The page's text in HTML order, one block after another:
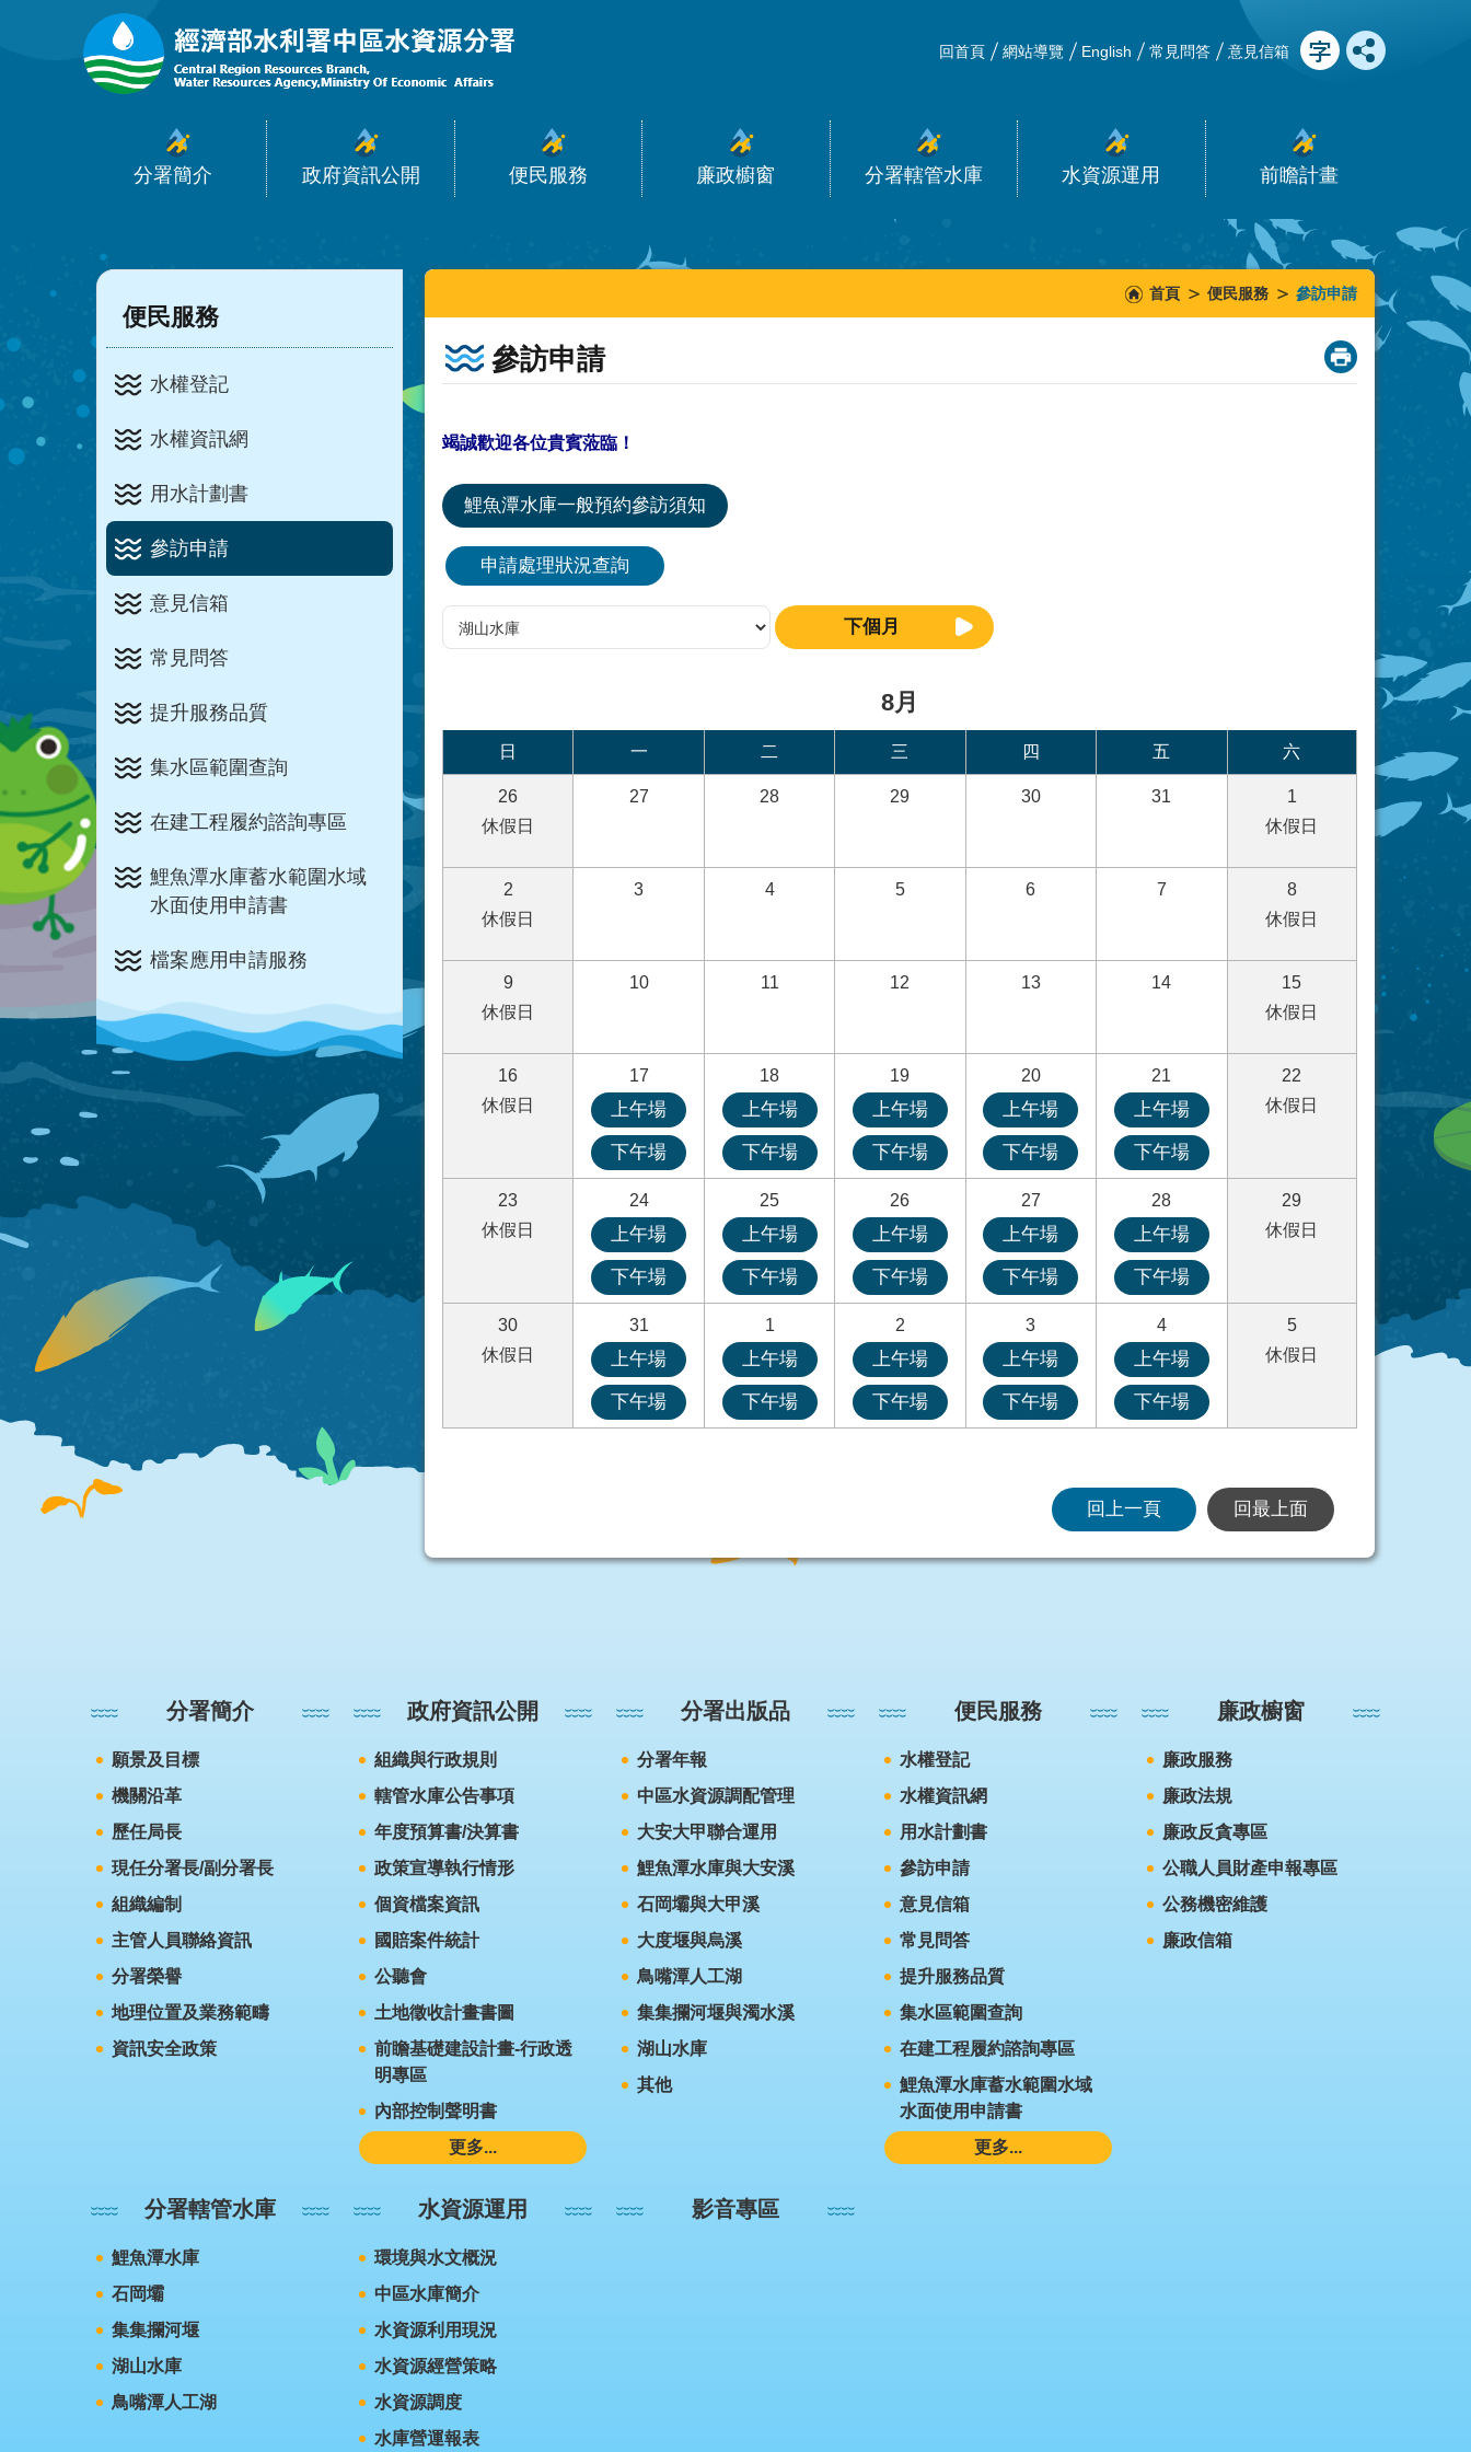
跳到主要內容區塊
回首頁 網站導覽 English 常見問答 意見信箱
分署簡介 政府資訊公開 便民服務 廉政櫥窗 分署轄管水庫 水資源運用 前瞻計畫
:::
便民服務
水權登記
水權資訊網
用水計劃書
參訪申請
意見信箱
常見問答
提升服務品質
集水區範圍查詢
在建工程履約諮詢專區
鯉魚潭水庫蓄水範圍水域
水面使用申請書
檔案應用申請服務
:::
首頁 便民服務 參訪申請
參訪申請 _
竭誠歡迎各位貴賓蒞臨！
鯉魚潭水庫一般預約參訪須知
申請處理狀況查詢
下個月
8月
日 一 二 三 四 五 六
26
休假日
27 28 29 30 31
1
休假日
2
休假日
3 4 5 6 7
8
休假日
9
休假日
10 11 12 13 14
15
休假日
16
休假日
17
上午場
下午場
18
上午場
下午場
19
上午場
下午場
20
上午場
下午場
21
上午場
下午場
22
休假日
23
休假日
24
上午場
下午場
25
上午場
下午場
26
上午場
下午場
27
上午場
下午場
28
上午場
下午場
29
休假日
30
休假日
31
上午場
下午場
1
上午場
下午場
2
上午場
下午場
3
上午場
下午場
4
上午場
下午場
5
休假日
回上一頁 回最上面
分署簡介
願景及目標
機關沿革
歷任局長
現任分署長/副分署長
組織編制
主管人員聯絡資訊
分署榮譽
地理位置及業務範疇
資訊安全政策
政府資訊公開
組織與行政規則
轄管水庫公告事項
年度預算書/決算書
政策宣導執行情形
個資檔案資訊
國賠案件統計
公聽會
土地徵收計畫書圖
前瞻基礎建設計畫-行政透
明專區
內部控制聲明書
更多...
分署出版品
分署年報
中區水資源調配管理
大安大甲聯合運用
鯉魚潭水庫與大安溪
石岡壩與大甲溪
大度堰與烏溪
鳥嘴潭人工湖
集集攔河堰與濁水溪
湖山水庫
其他
便民服務
水權登記
水權資訊網
用水計劃書
參訪申請
意見信箱
常見問答
提升服務品質
集水區範圍查詢
在建工程履約諮詢專區
鯉魚潭水庫蓄水範圍水域
水面使用申請書
更多...
廉政櫥窗
廉政服務
廉政法規
廉政反貪專區
公職人員財產申報專區
公務機密維護
廉政信箱
分署轄管水庫
鯉魚潭水庫
石岡壩
集集攔河堰
湖山水庫
鳥嘴潭人工湖
水資源運用
環境與水文概況
中區水庫簡介
水資源利用現況
水資源經營策略
水資源調度
水庫營運報表
影音專區